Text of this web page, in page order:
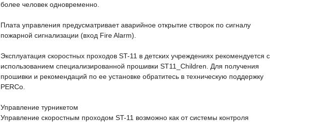
более человек одновременно.
Плата управления предусматривает аварийное открытие створок по сигналу
пожарной сигнализации (вход Fire Alarm).
Эксплуатация скоростных проходов ST-11 в детских учреждениях рекомендуется с
использованием специализированной прошивки ST11_Children. Для получения
прошивки и рекомендаций по ее установке обратитесь в техническую поддержку
PERCo.
Управление турникетом
Управление скоростным проходом ST-11 возможно как от системы контроля